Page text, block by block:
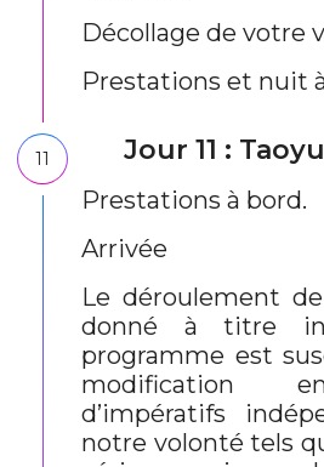
Décollage de votre
Prestations et nuit
11 Jour 11 :
Prestations à bord.
Arrivée
Le déroulement
donné à titre
programme est
modification
d’impératifs
notre volonté tels